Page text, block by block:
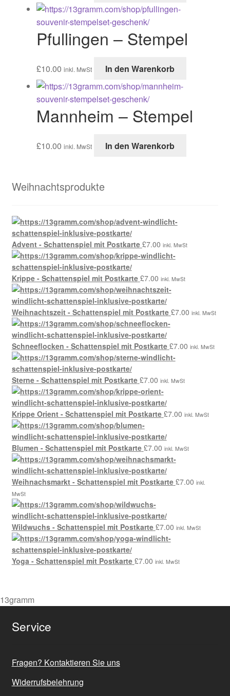
Pfullingen – Stempel
£10.00 inkl. MwSt In den Warenkorb
Mannheim – Stempel
£10.00 inkl. MwSt In den Warenkorb
Weihnachtsprodukte
Advent - Schattenspiel mit Postkarte £7.00 inkl. MwSt
Krippe - Schattenspiel mit Postkarte £7.00 inkl. MwSt
Weihnachtszeit - Schattenspiel mit Postkarte £7.00 inkl. MwSt
Schneeflocken - Schattenspiel mit Postkarte £7.00 inkl. MwSt
Sterne - Schattenspiel mit Postkarte £7.00 inkl. MwSt
Krippe Orient - Schattenspiel mit Postkarte £7.00 inkl. MwSt
Blumen - Schattenspiel mit Postkarte £7.00 inkl. MwSt
Weihnachsmarkt - Schattenspiel mit Postkarte £7.00 inkl.
MwSt
Wildwuchs - Schattenspiel mit Postkarte £7.00 inkl. MwSt
Yoga - Schattenspiel mit Postkarte £7.00 inkl. MwSt
13gramm
Service
Fragen? Kontaktieren Sie uns
Widerrufsbelehrung